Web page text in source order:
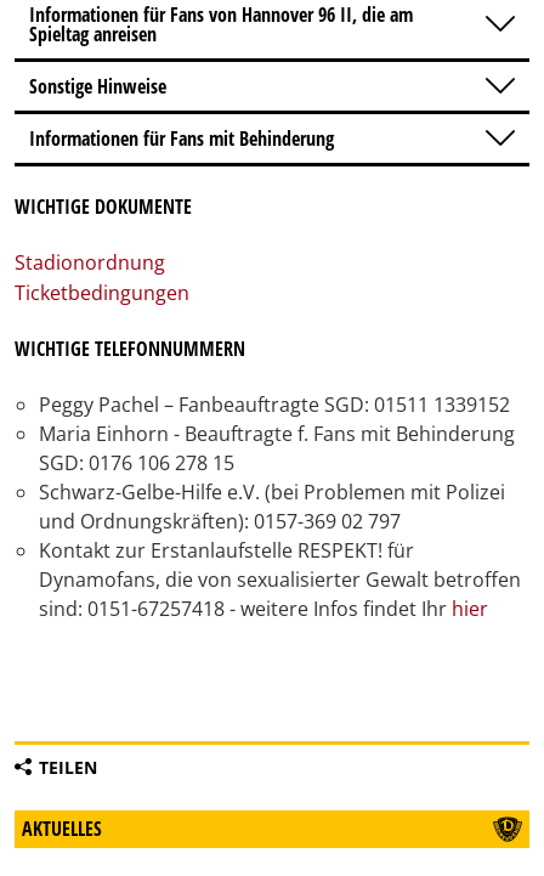
Informationen für Fans von Hannover 96 II, die am
Spieltag anreisen
Sonstige Hinweise
Informationen für Fans mit Behinderung
WICHTIGE DOKUMENTE
Stadionordnung
Ticketbedingungen
WICHTIGE TELEFONNUMMERN
Peggy Pachel – Fanbeauftragte SGD: 01511 1339152
Maria Einhorn - Beauftragte f. Fans mit Behinderung
SGD: 0176 106 278 15
Schwarz-Gelbe-Hilfe e.V. (bei Problemen mit Polizei
und Ordnungskräften): 0157-369 02 797
Kontakt zur Erstanlaufstelle RESPEKT! für
Dynamofans, die von sexualisierter Gewalt betroffen
sind: 0151-67257418 - weitere Infos findet Ihr hier
TEILEN
AKTUELLES